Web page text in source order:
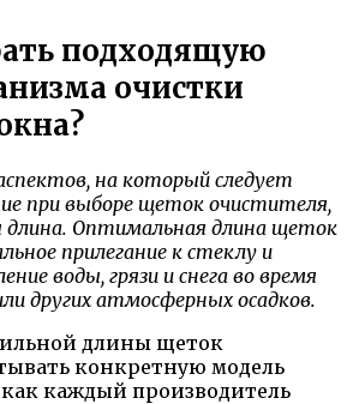
подходящую
очистки
на который следует
при выборе щеток очистителя,
Оптимальная длина щеток
прилегание к стеклу и
воды, грязи и снега во время
других атмосферных осадков.
длины щеток
конкретную модель
каждый производитель